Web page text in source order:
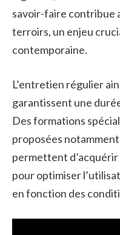
savoir-faire contribue
terroirs, un enjeu
contemporaine.
L’entretien régulier
garantissent une
Des formations
proposées
permettent
pour optimiser
en fonction des